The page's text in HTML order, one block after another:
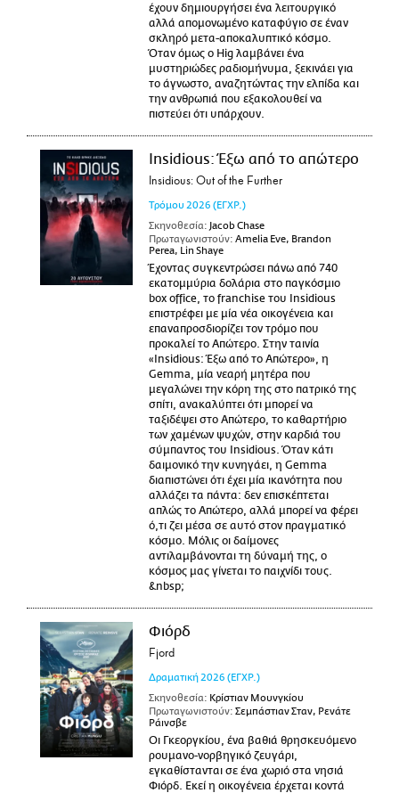
έχουν δημιουργήσει ένα λειτουργικό
αλλά απομονωμένο καταφύγιο σε έναν
σκληρό μετα-αποκαλυπτικό κόσμο.
Όταν όμως ο Hig λαμβάνει ένα
μυστηριώδες ραδιομήνυμα, ξεκινάει για
το άγνωστο, αναζητώντας την ελπίδα και
την ανθρωπιά που εξακολουθεί να
πιστεύει ότι υπάρχουν.
Insidious: Έξω από το απώτερο
Insidious: Out of the Further
Τρόμου 2026 (ΕΓΧΡ.)
Σκηνοθεσία: Jacob Chase
Πρωταγωνιστούν: Amelia Eve, Brandon
Perea, Lin Shaye
Έχοντας συγκεντρώσει πάνω από 740
εκατομμύρια δολάρια στο παγκόσμιο
box office, το franchise του Insidious
επιστρέφει με μία νέα οικογένεια και
επαναπροσδιορίζει τον τρόμο που
προκαλεί το Απώτερο. Στην ταινία
«Insidious: Έξω από το Απώτερο», η
Gemma, μία νεαρή μητέρα που
μεγαλώνει την κόρη της στο πατρικό της
σπίτι, ανακαλύπτει ότι μπορεί να
ταξιδέψει στο Απώτερο, το καθαρτήριο
των χαμένων ψυχών, στην καρδιά του
σύμπαντος του Insidious. Όταν κάτι
δαιμονικό την κυνηγάει, η Gemma
διαπιστώνει ότι έχει μία ικανότητα που
αλλάζει τα πάντα: δεν επισκέπτεται
απλώς το Απώτερο, αλλά μπορεί να φέρει
ό,τι ζει μέσα σε αυτό στον πραγματικό
κόσμο. Μόλις οι δαίμονες
αντιλαμβάνονται τη δύναμή της, ο
κόσμος μας γίνεται το παιχνίδι τους.
&nbsp;
Φιόρδ
Fjord
Δραματική 2026 (ΕΓΧΡ.)
Σκηνοθεσία: Κρίστιαν Μουνγκίου
Πρωταγωνιστούν: Σεμπάστιαν Σταν, Ρενάτε
Ράινσβε
Οι Γκεοργκίου, ένα βαθιά θρησκευόμενο
ρουμανο-νορβηγικό ζευγάρι,
εγκαθίστανται σε ένα χωριό στα νησιά
Φιόρδ. Εκεί η οικογένεια έρχεται κοντά